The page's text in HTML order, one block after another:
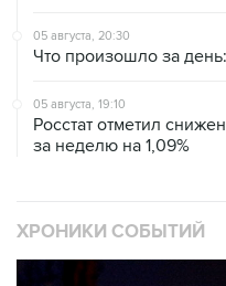
05 августа, 20:30
Что произошло за
05 августа, 19:10
Росстат отметил
за неделю на 1,09%
ХРОНИКИ СОБЫТИЙ